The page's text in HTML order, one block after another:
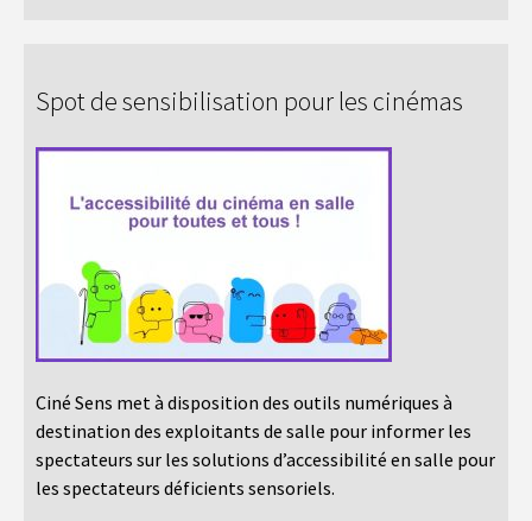
Spot de sensibilisation pour les cinémas
Ciné Sens met à disposition des outils numériques à
destination des exploitants de salle pour informer les
spectateurs sur les solutions d’accessibilité en salle pour
les spectateurs déficients sensoriels.